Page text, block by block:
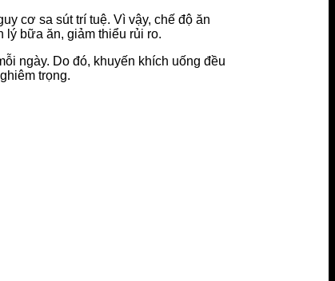
cơ sa sút trí tuệ. Vì vậy, chế độ ăn
lý bữa ăn, giảm thiểu rủi ro.
ngày. Do đó, khuyến khích uống đều
trọng.